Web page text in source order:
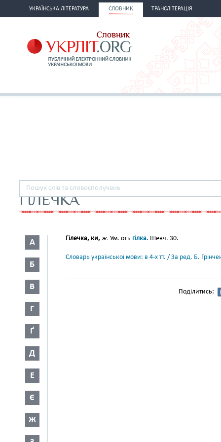
УКРАЇНСЬКА ЛІТЕРАТУРА СЛОВНИК ТРАНСЛІТЕРАЦІЯ
ГІЛЕЧКА
А
Б
В
Г
Ґ
Д
Е
Є
Ж
Гілечка, ки, ж. Ум. отъ гілка. Шевч. 30.
Словарь української мови: в 4-х тт. / За ред. Б.
Поділитись: